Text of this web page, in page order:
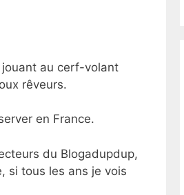
jouant au cerf-volant
rêveurs.
en France.
du Blogadupdup,
si tous les ans je vois